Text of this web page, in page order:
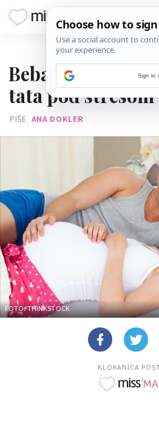
Beba u trbuhu
tata pod stresom
PIŠE ANA DOKLER
FOTO: THINKSTOCK
KLOKANICA
Sign in